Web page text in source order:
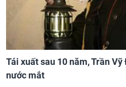
Tái xuất sau 10 năm, Trần
nước mắt